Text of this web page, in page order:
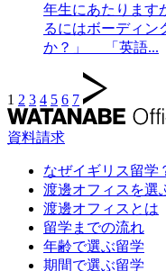
年生にあたりま
るにはボーディン
か？」 「英語...
稿
の
1 2 3 4 5 6 7
資料請求
なぜイギリス留学
渡邊オフィスを選
渡邊オフィスとは
留学までの流れ
年齢で選ぶ留学
期間で選ぶ留学